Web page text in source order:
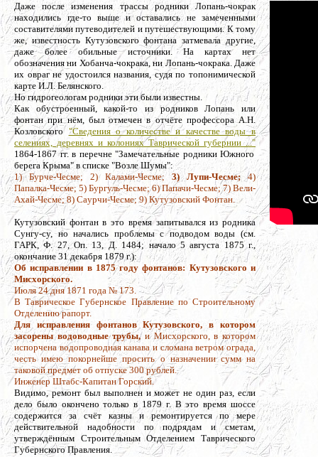
Даже после изменения трассы родники Лопань-чокрак
находились где-то выше и оставались не замеченными
составителями путеводителей и путешествующими. К тому
же, известность Кутузовского фонтана затмевала другие,
даже более обильные источники. На картах нет
обозначения ни Хобанча-чокрака, ни Лопань-чокрака. Даже
их овраг не удостоился названия, судя по топонимической
карте И.Л. Белянского.
Но гидрогеологам родники эти были известны.
Как обустроенный, какой-то из родников Лопань или
фонтан при нём, был отмечен в отчёте профессора А.Н.
Козловского "Сведения о количестве и качестве воды в
селениях, деревнях и колониях Таврической губернии ..."
1864-1867 гг.в перечне "Замечательные родники Южного
берега Крыма" в списке "Возле Шумы":
1) Бурче-Чесме; 2) Калами-Чесме;3) Лупи-Чесме;4)
Папалка-Чесме; 5) Бургуль-Чесме; 6) Папачи-Чесме; 7) Вели-
Ахай-Чесме; 8) Саурчи-Чесме; 9) Кутузовский Фонтан.
Кутузовский фонтан в это время запитывался из родника
Сунгу-су, но начались проблемы с подводом воды (см.
ГАРК, Ф. 27, Оп. 13, Д. 1484; начало 5 августа 1875 г.,
окончание 31 декабря 1879 г.):
Об исправлении в 1875 году фонтанов: Кутузовского и
Мисхорского.
Июля 24 дня 1871 года № 173.
В Таврическое Губернское Правление по Строительному
Отделению рапорт.
Для исправления фонтанов Кутузовского, в котором
засорены водоводные трубы,и Мисхорского, в котором
испорчена водопроводная канава и сломана ветром ограда,
честь имею покорнейше просить о назначении сумм на
таковой предмет об отпуске 300 рублей.
Инженер Штабс-Капитан Горский.
Видимо, ремонт был выполнен и может не один раз, если
дело было окончено только в 1879 г. В это время шоссе
содержится за счёт казны и ремонтируется по мере
действительной надобности по подрядам и сметам,
утверждённым Строительным Отделением Таврического
Губернского Правления.